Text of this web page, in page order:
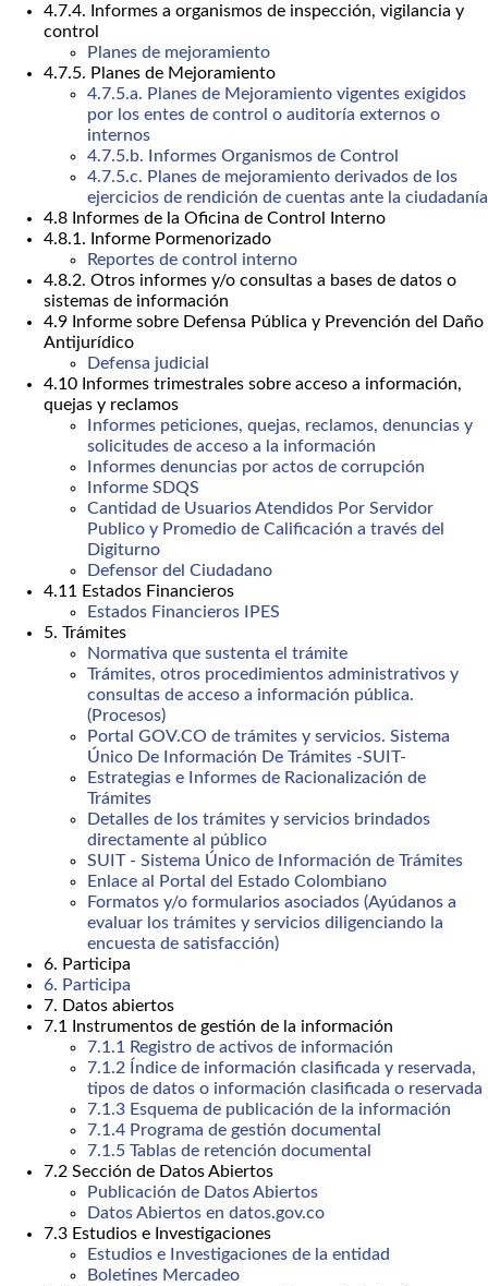
4.7.4. Informes a organismos de inspección, vigilancia y
control
Planes de mejoramiento
4.7.5. Planes de Mejoramiento
4.7.5.a. Planes de Mejoramiento vigentes exigidos
por los entes de control o auditoría externos o
internos
4.7.5.b. Informes Organismos de Control
4.7.5.c. Planes de mejoramiento derivados de los
ejercicios de rendición de cuentas ante la ciudadanía
4.8 Informes de la Oficina de Control Interno
4.8.1. Informe Pormenorizado
Reportes de control interno
4.8.2. Otros informes y/o consultas a bases de datos o
sistemas de información
4.9 Informe sobre Defensa Pública y Prevención del Daño
Antijurídico
Defensa judicial
4.10 Informes trimestrales sobre acceso a información,
quejas y reclamos
Informes peticiones, quejas, reclamos, denuncias y
solicitudes de acceso a la información
Informes denuncias por actos de corrupción
Informe SDQS
Cantidad de Usuarios Atendidos Por Servidor
Publico y Promedio de Calificación a través del
Digiturno
Defensor del Ciudadano
4.11 Estados Financieros
Estados Financieros IPES
5. Trámites
Normativa que sustenta el trámite
Trámites, otros procedimientos administrativos y
consultas de acceso a información pública.
(Procesos)
Portal GOV.CO de trámites y servicios. Sistema
Único De Información De Trámites -SUIT-
Estrategias e Informes de Racionalización de
Trámites
Detalles de los trámites y servicios brindados
directamente al público
SUIT - Sistema Único de Información de Trámites
Enlace al Portal del Estado Colombiano
Formatos y/o formularios asociados (Ayúdanos a
evaluar los trámites y servicios diligenciando la
encuesta de satisfacción)
6. Participa
6. Participa
7. Datos abiertos
7.1 Instrumentos de gestión de la información
7.1.1 Registro de activos de información
7.1.2 Índice de información clasificada y reservada,
tipos de datos o información clasificada o reservada
7.1.3 Esquema de publicación de la información
7.1.4 Programa de gestión documental
7.1.5 Tablas de retención documental
7.2 Sección de Datos Abiertos
Publicación de Datos Abiertos
Datos Abiertos en datos.gov.co
7.3 Estudios e Investigaciones
Estudios e Investigaciones de la entidad
Boletines Mercadeo